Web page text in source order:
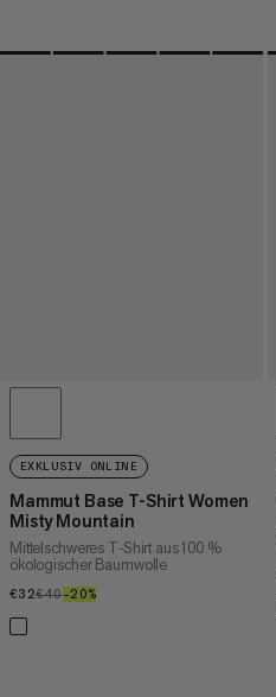
EXKLUSIV ONLINE
Mammut Base T-Shirt Women
Misty Mountain
Mittelschweres T‑Shirt aus 100 %
ökologischer Baumwolle
€32€32
€40€40
–20%